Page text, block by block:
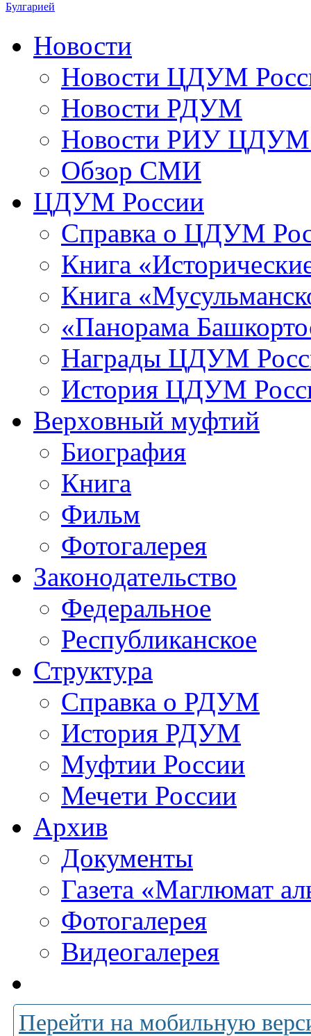
Булгарией
Новости
Новости ЦДУМ
Новости РДУМ
Новости РИУ ЦДУМ
Обзор СМИ
ЦДУМ России
Справка о ЦДУМ
Книга
Книга
«Панорама
Награды ЦДУМ
История ЦДУМ
Верховный муфтий
Биография
Книга
Фильм
Фотогалерея
Законодательство
Федеральное
Республиканское
Структура
Справка о РДУМ
История РДУМ
Муфтии России
Мечети России
Архив
Документы
Газета «Маглюмат
Фотогалерея
Видеогалерея
Перейти на мобильную